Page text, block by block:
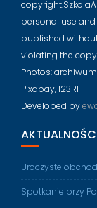
personal use
published
violating the
Photos: archiwum
Pixabay, 123RF
Developed by
Uroczyste
Spotkanie przy